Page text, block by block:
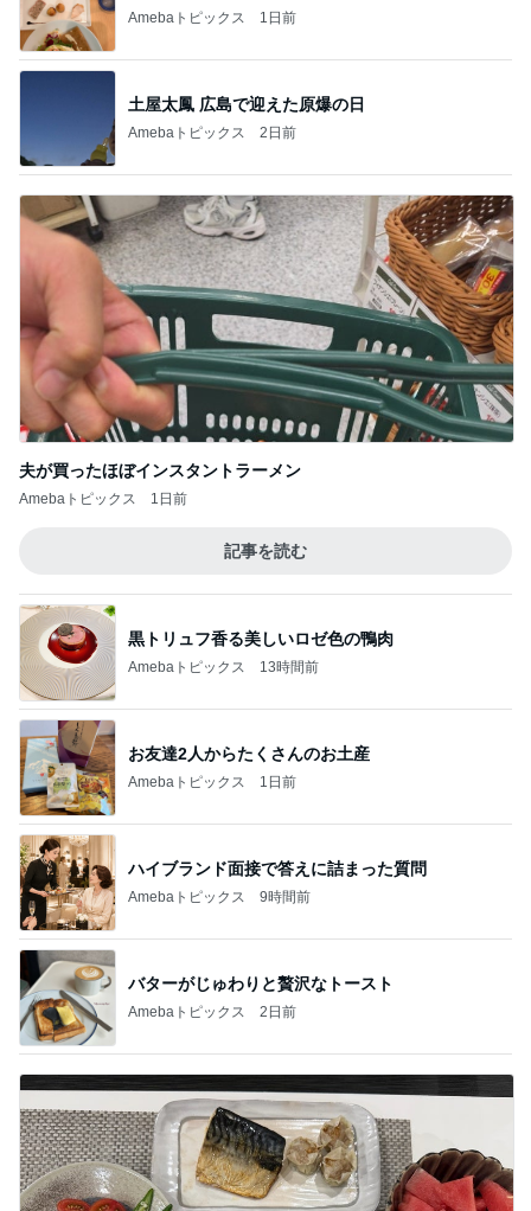
Amebaトピックス 1日前
土屋太鳳 広島で迎えた原爆の日
Amebaトピックス 2日前
夫が買ったほぼインスタントラーメン
Amebaトピックス 1日前
記事を読む
黒トリュフ香る美しいロゼ色の鴨肉
Amebaトピックス 13時間前
お友達2人からたくさんのお土産
Amebaトピックス 1日前
ハイブランド面接で答えに詰まった質問
Amebaトピックス 9時間前
バターがじゅわりと贅沢なトースト
Amebaトピックス 2日前